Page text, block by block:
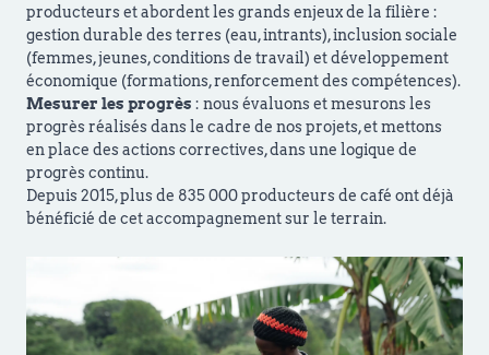
producteurs et abordent les grands enjeux de la filière :
gestion durable des terres (eau, intrants), inclusion sociale
(femmes, jeunes, conditions de travail) et développement
économique (formations, renforcement des compétences).
Mesurer les progrès : nous évaluons et mesurons les
progrès réalisés dans le cadre de nos projets, et mettons
en place des actions correctives, dans une logique de
progrès continu.
Depuis 2015, plus de 835 000 producteurs de café ont déjà
bénéficié de cet accompagnement sur le terrain.